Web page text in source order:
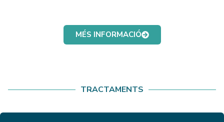
MÉS INFORMACIÓ
TRACTAMENTS